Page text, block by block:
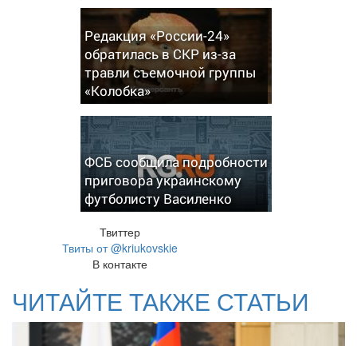
Редакция «России-24»
обратилась в СКР из-за
травли съемочной группы
«Колобка»
ФСБ сообщила подробности
приговора украинскому
футболисту Василенко
Твиттер
Твиты от @kriukovskie
В контакте
ЧИТАЙТЕ ТАКЖЕ СТАТЬИ